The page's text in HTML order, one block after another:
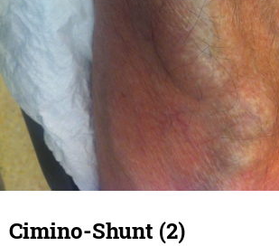
Cimino-Shunt (2)